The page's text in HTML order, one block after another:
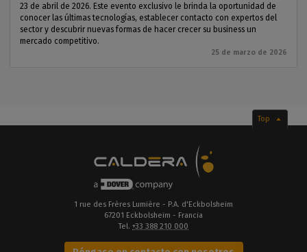
23 de abril de 2026. Este evento exclusivo le brinda la oportunidad de
conocer las últimas tecnologías, establecer contacto con expertos del
sector y descubrir nuevas formas de hacer crecer su business un
mercado competitivo.
25 de marzo de 2026
Top
1 rue des Frères Lumière - P.A. d'Eckbolsheim
67201 Eckbolsheim - Francia
Tel. +33 388 210 000